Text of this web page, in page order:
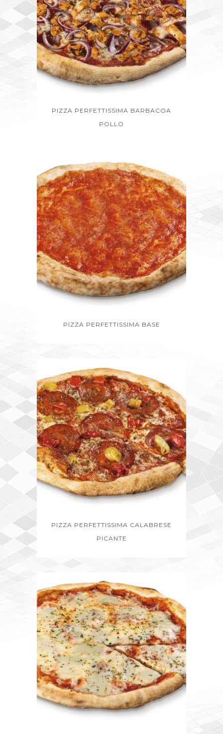
PIZZA PERFETTISSIMA BARBACOA
POLLO
PIZZA PERFETTISSIMA BASE
PIZZA PERFETTISSIMA CALABRESE
PICANTE